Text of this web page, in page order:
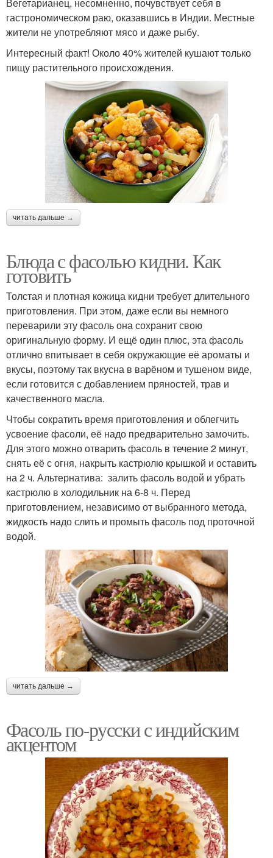
Вегетарианец, несомненно, почувствует себя в
гастрономическом раю, оказавшись в Индии. Местные
жители не употребляют мясо и даже рыбу.
Интересный факт! Около 40% жителей кушают только
пищу растительного происхождения.
читать дальше →
Блюда с фасолью кидни. Как
готовить
Толстая и плотная кожица кидни требует длительного
приготовления. При этом, даже если вы немного
переварили эту фасоль она сохранит свою
оригинальную форму. И ещё один плюс, эта фасоль
отлично впитывает в себя окружающие её ароматы и
вкусы, поэтому так вкусна в варёном и тушеном виде,
если готовится с добавлением пряностей, трав и
качественного масла.
Чтобы сократить время приготовления и облегчить
усвоение фасоли, её надо предварительно замочить.
Для этого можно отварить фасоль в течение 2 минут,
снять её с огня, накрыть кастрюлю крышкой и оставить
на 2 ч. Альтернатива: залить фасоль водой и убрать
кастрюлю в холодильник на 6-8 ч. Перед
приготовлением, независимо от выбранного метода,
жидкость надо слить и промыть фасоль под проточной
водой.
читать дальше →
Фасоль по-русски с индийским
акцентом